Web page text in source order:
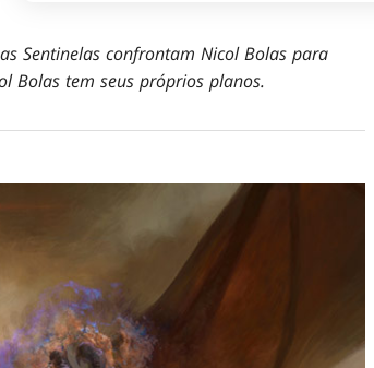
Sentinelas confrontam Nicol Bolas para
Bolas tem seus próprios planos.